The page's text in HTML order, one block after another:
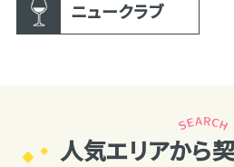
ニュークラブ
人気エリアから